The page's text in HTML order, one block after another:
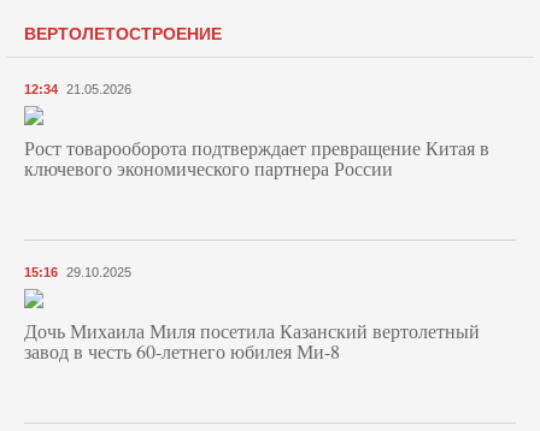
ВЕРТОЛЕТОСТРОЕНИЕ
12:34 21.05.2026
Рост товарооборота подтверждает превращение Китая в
ключевого экономического партнера России
15:16 29.10.2025
Дочь Михаила Миля посетила Казанский вертолетный
завод в честь 60-летнего юбилея Ми-8